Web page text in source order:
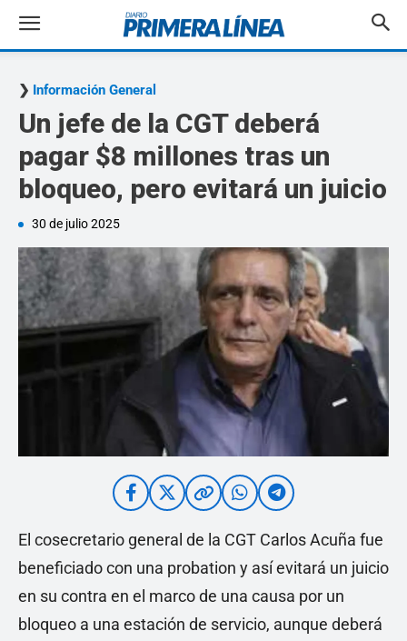
Información General
Un jefe de la CGT deberá
pagar $8 millones tras un
bloqueo, pero evitará un juicio
30 de julio 2025
El cosecretario general de la CGT Carlos Acuña fue
beneficiado con una probation y así evitará un juicio
en su contra en el marco de una causa por un
bloqueo a una estación de servicio, aunque deberá